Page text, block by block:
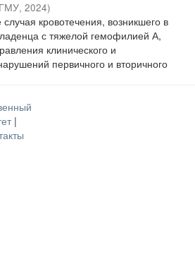
, 2024)
кровотечения, возникшего в
с тяжелой гемофилией А,
клинического и
первичного и вторичного
|